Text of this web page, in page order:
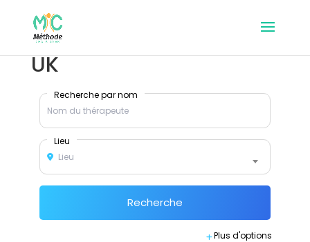
UK
Recherche par nom
Lieu
Lieu
Recherche
Plus d'options